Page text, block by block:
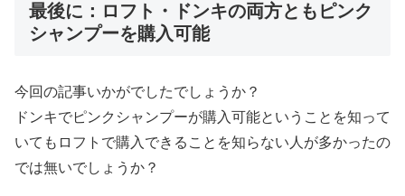
最後に：ロフト・ドンキの両方ともピンク
シャンプーを購入可能
今回の記事いかがでしたでしょうか？
ドンキでピンクシャンプーが購入可能ということを知って
いてもロフトで購入できることを知らない人が多かったの
では無いでしょうか？